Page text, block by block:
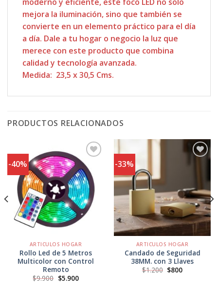
mejora la iluminación, sino que también se
convierte en un elemento práctico para el día
a día. Dale a tu hogar o negocio la luz que
merece con este producto que combina
calidad y tecnología avanzada.
Medida: 23,5 x 30,5 Cms.
PRODUCTOS RELACIONADOS
-40%
Agregar
a
Favoritos
ARTICULOS HOGAR
Rollo Led de 5 Metros
Multicolor con Control
Remoto
$9.900 El
precio
$5.900El
precio
-33%
a
Favoritos
ARTICULOS HOGAR
Candado de Seguridad
38MM. con 3 Llaves
$1.200 El
precio
$800El